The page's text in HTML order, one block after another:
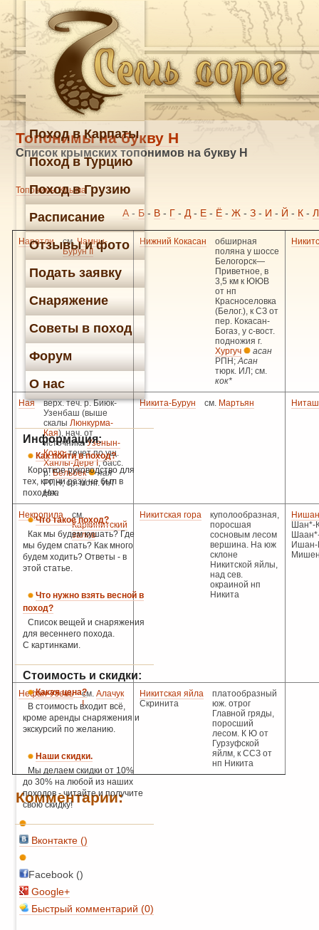
Топонимы на букву Н
Список крымских топонимов на букву Н
Топонимы Крыма
А - Б - В - Г - Д - Е - Ё - Ж - З - И - Й - К - Л
Наратли см. Чамны-
Бурун II
Нижний Кокасан
обширная
поляна у шоссе
Белогорск—
Приветное, в
3,5 км к ЮЮВ
от нп
Красноселовка
(Белог.), к СЗ от
пер. Кокасан-
Богаз, у с-вост.
подножия г.
Хургуч
асан
РПН;Асан
тюрк. ИЛ; см.
кок*
Ная
верх. теч. р. Биюк-
Узенбаш (выше
скалы Люнкурма-
Кая), нач. от
источникаУзенын-
Козю, течет по ущ.
Ханлы-Дере I; басс.
р.Бельбек
ная
РПН; ср. монг. ИЛ
Няа
Никита-Бурун см. Мартьян Ниташ
Некропила
см.
Каркинитский
залив
Никитская гора
куполообразная,
поросшая
сосновым лесом
вершина. На юж
склоне
Никитской яйлы,
над сев.
окраиной нп
Никита
Шан*-
Ишан-
Нефан-Узень см. Алачук
I
Никитская яйла
Скринита
платообразный
юж. отрог
Главной гряды,
поросший
лесом. К Ю от
Гурзуфской
яйлм, к ССЗ от
нп Никита
Комментарии:
Вконтакте ()
Facebook ()
Google+
Быстрый комментарий (0)
Поход в Карпаты
Поход в Турцию
Поход в Грузию
Расписание
Отзывы и фото
Подать заявку
Снаряжение
Советы в поход
Форум
О нас
Информация:
Как пойти в поход?
Короткое руководство для
тех, кто ни разу не был в
походах.
Что такое поход?
Как мы будем кушать? Где
мы будем спать? Как много
будем ходить? Ответы - в
этой статье.
Что нужно взять весной в
поход?
Список вещей и снаряжения
для весеннего похода.
С картинками.
Стоимость и скидки:
Какая цена?
В стоимость входит всё,
кроме аренды снаряжения и
экскурсий по желанию.
Наши скидки.
Мы делаем скидки от 10%
до 30% на любой из наших
походов - читайте и получите
свою скидку!